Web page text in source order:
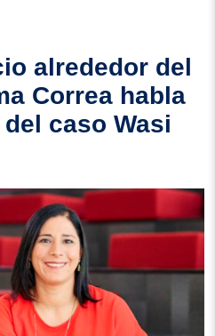
alrededor del
Correa habla
caso Wasi